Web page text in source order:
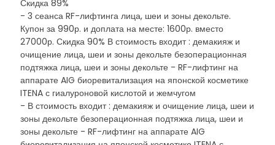
Скидка 89%
- 3 сеанса RF-лифтинга лица, шеи и зоны декольте.
Купон за 990р. и доплата на месте: 1600р. вместо
27000р. Скидка 90% В стоимость входит : демакияж и
очищение лица, шеи и зоны декольте безоперационная
подтяжка лица, шеи и зоны декольте - RF-лифтинг на
аппарате AIG биоревитализация на японской косметике
ITENA с гиалуроновой кислотой и жемчугом
- В стоимость входит : демакияж и очищение лица, шеи и
зоны декольте безоперационная подтяжка лица, шеи и
зоны декольте - RF-лифтинг на аппарате AIG